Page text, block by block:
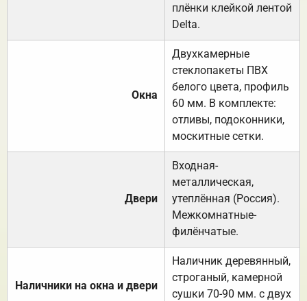
плёнки клейкой лентой
Delta.
Окна
Двухкамерные
стеклопакеты ПВХ
белого цвета, профиль
60 мм. В комплекте:
отливы, подоконники,
москитные сетки.
Двери
Входная-
металлическая,
утеплённая (Россия).
Межкомнатные-
филёнчатые.
Наличники на окна и двери
Наличник деревянный,
строганый, камерной
сушки 70-90 мм. с двух